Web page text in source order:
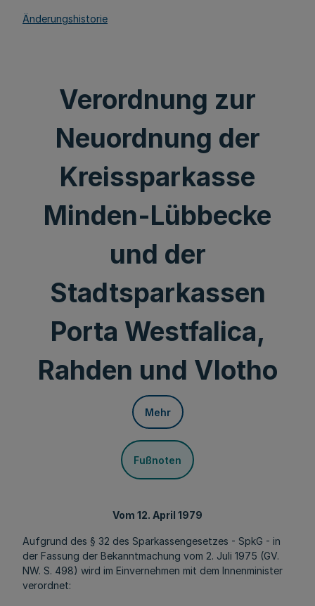
Änderungshistorie
Verordnung zur
Neuordnung der
Kreissparkasse
Minden-Lübbecke
und der
Stadtsparkassen
Porta Westfalica,
Rahden und Vlotho
Mehr
Fußnoten
Vom 12. April 1979
Aufgrund des § 32 des Sparkassengesetzes - SpkG - in
der Fassung der Bekanntmachung vom 2. Juli 1975 (GV.
NW. S. 498) wird im Einvernehmen mit dem Innenminister
verordnet: